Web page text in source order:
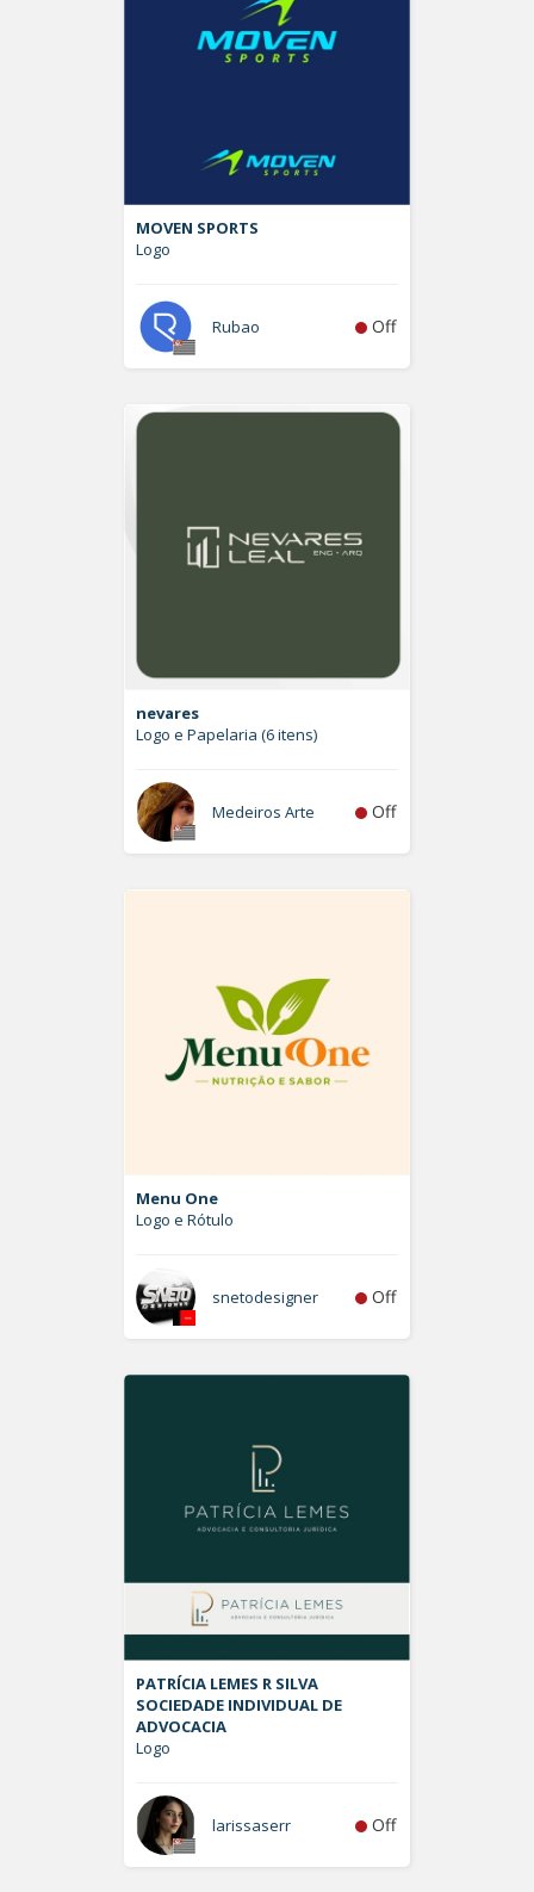
MOVEN SPORTS
Logo
Rubao Off
nevares
Logo e Papelaria (6 itens)
Medeiros Arte Off
Menu One
Logo e Rótulo
snetodesigner Off
PATRÍCIA LEMES R SILVA
SOCIEDADE INDIVIDUAL DE
ADVOCACIA
Logo
larissaserr Off